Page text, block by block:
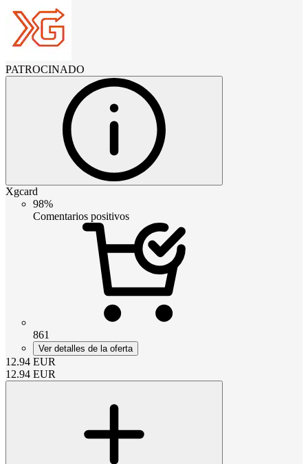
PATROCINADO
Xgcard
98%
Comentarios positivos
861
Ver detalles de la oferta
12.94 EUR
12.94 EUR